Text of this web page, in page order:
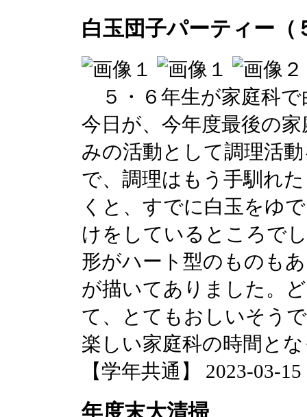
白玉団子パーティー（
５・６年生が家庭科で
今日が、今年度最後の
みの活動として調理活
で、調理はもう手馴れ
くと、すでに白玉をゆ
けをしているところで
形がハート型のものも
が描いてありました。
て、とてもおしいそう
楽しい家庭科の時間と
【学年共通】 2023-03-
年度末大清掃